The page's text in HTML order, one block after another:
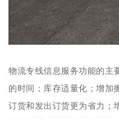
物流专线信息服务功能的主
的时间；库存适量化；增加
订货和发出订货更为省力；